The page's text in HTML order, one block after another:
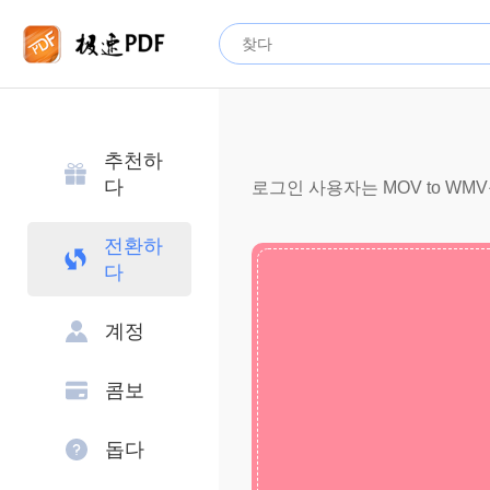
추천하
다
전환하
다
계정
콤보
돕다
로그인 사용자는 MOV to